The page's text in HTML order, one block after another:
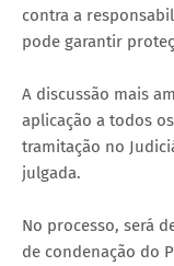
contra a
pode garantir
A discussão mais
aplicação a todos
tramitação no
julgada.
No processo, será
de condenação do